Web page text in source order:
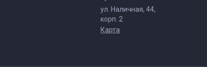
ул. Наличная, 44,
корп. 2
Карта